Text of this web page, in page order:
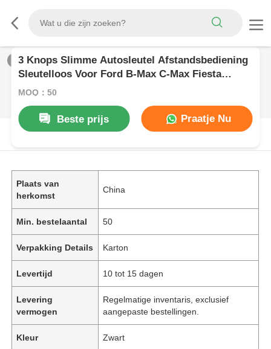
/ 0
3 Knops Slimme Autosleutel Afstandsbediening
Sleutelloos Voor Ford B-Max C-Max Fiesta
Focus Galaxy Auto-onderdelen
MOQ：50
Beste prijs
Praatje Nu
PRODUCTOMSCHRIJVING
Plaats van
herkomst
China
Min. bestelaantal 50
Verpakking Details Karton
Levertijd 10 tot 15 dagen
Levering
vermogen
Regelmatige inventaris, exclusief
aangepaste bestellingen.
Kleur Zwart